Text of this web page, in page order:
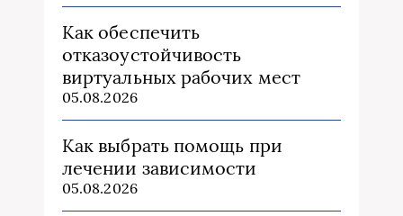
Как обеспечить
отказоустойчивость
виртуальных рабочих мест
05.08.2026
Как выбрать помощь при
лечении зависимости
05.08.2026